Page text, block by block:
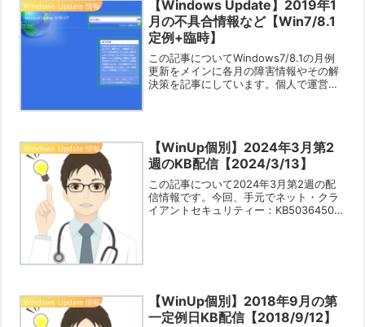
Windows Update 情報
【Windows Update】2019年1
月の不具合情報など【Win7/8.1
定例+臨時】
この記事についてWindows7/8.1の月例
更新をメインに各月の障害情報やその解
決策を記事にしています。個人で運営し
Windows Update 情報
【WinUp個別】2024年3月第2
週のKB配信【2024/3/13】
この記事について2024年3月第2週の配
信情報です。今回、手元でネット・クラ
イアントセキュリティー：KB5036450を
Windows Update 情報
【WinUp個別】2018年9月の第
一定例日KB配信【2018/9/12】